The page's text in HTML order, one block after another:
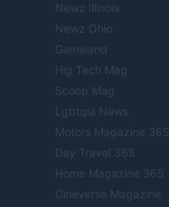
Newz Illinois
Newz Ohio
Gameland
Hig Tech Mag
Scoop Mag
Lgbtqia News
Motors Magazine 365
Day Travel 365
Home Magazine 365
Cineverse Magazine